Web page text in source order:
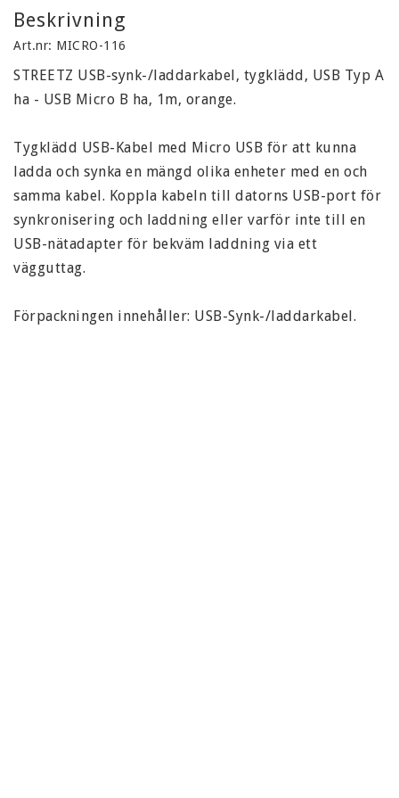
Beskrivning
Art.nr: MICRO-116
STREETZ USB-synk-/laddarkabel, tygklädd, USB Typ A
ha - USB Micro B ha, 1m, orange.
Tygklädd USB-Kabel med Micro USB för att kunna
ladda och synka en mängd olika enheter med en och
samma kabel. Koppla kabeln till datorns USB-port för
synkronisering och laddning eller varför inte till en
USB-nätadapter för bekväm laddning via ett
vägguttag.
Förpackningen innehåller: USB-Synk-/laddarkabel.